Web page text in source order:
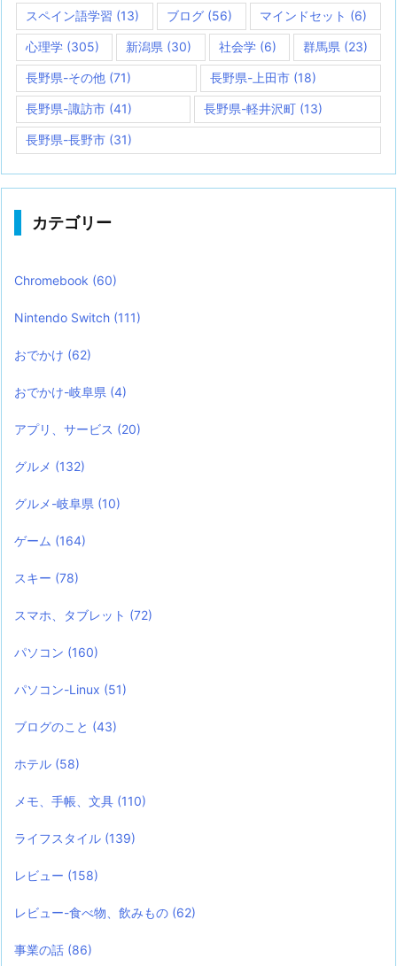
スペイン語学習 (13) ブログ (56) マインドセット (6)
心理学 (305) 新潟県 (30) 社会学(6) 群馬県 (23)
長野県-その他 (71) 長野県-上田市(18)
長野県-諏訪市 (41) 長野県-軽井沢町 (13)
長野県-長野市 (31)
カテゴリー
Chromebook (60)
Nintendo Switch (111)
おでかけ (62)
おでかけ-岐阜県 (4)
アプリ、サービス (20)
グルメ (132)
グルメ-岐阜県 (10)
ゲーム (164)
スキー (78)
スマホ、タブレット (72)
パソコン (160)
パソコン-Linux (51)
ブログのこと (43)
ホテル (58)
メモ、手帳、文具 (110)
ライフスタイル (139)
レビュー (158)
レビュー-食べ物、飲みもの (62)
事業の話 (86)